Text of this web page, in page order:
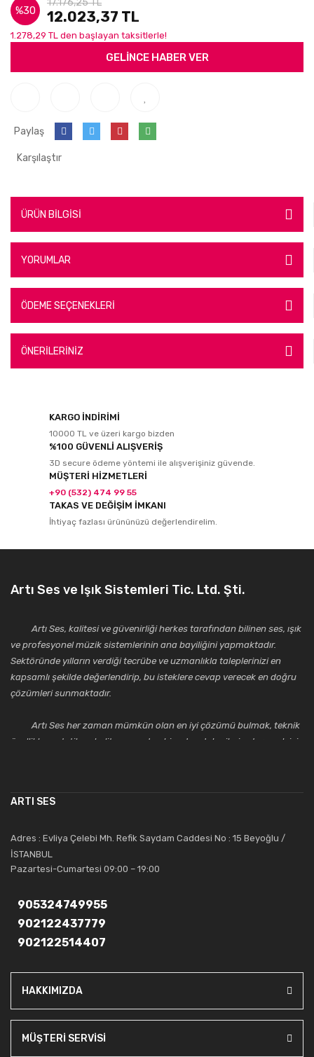
%30
17.176,25 TL
12.023,37 TL
1.278,29 TL den başlayan taksitlerle!
GELİNCE HABER VER
Paylaş
Karşılaştır
ÜRÜN BİLGİSİ
YORUMLAR
ÖDEME SEÇENEKLERİ
ÖNERİLERİNİZ
KARGO İNDİRİMİ
10000 TL ve üzeri kargo bizden
%100 GÜVENLİ ALIŞVERİŞ
3D secure ödeme yöntemi ile alışverişiniz güvende.
MÜŞTERİ HİZMETLERİ
+90 (532) 474 99 55
TAKAS VE DEĞİŞİM İMKANI
İhtiyaç fazlası ürününüzü değerlendirelim.
Artı Ses ve Işık Sistemleri Tic. Ltd. Şti.
Artı Ses, kalitesi ve güvenirliği herkes tarafından bilinen ses, ışık
ve profesyonel müzik sistemlerinin ana bayiliğini yapmaktadır.
Sektöründe yılların verdiği tecrübe ve uzmanlıkla taleplerinizi en
kapsamlı şekilde değerlendirip, bu isteklere cevap verecek en doğru
çözümleri sunmaktadır.
Artı Ses her zaman mümkün olan en iyi çözümü bulmak, teknik
özellikler, estetik ve kalite açısından bir adım daha ileriye taşımak için
saygıdeğer yerini kazanmıştır.
Artı Ses, güler yüzü ve deneyimi ile bu gün ve gelecekte
güvenebileceğiniz bir tercihtir.
ARTI SES
Adres : Evliya Çelebi Mh. Refik Saydam Caddesi No : 15 Beyoğlu /
İSTANBUL
Pazartesi-Cumartesi 09:00 – 19:00
905324749955
902122437779
902122514407
HAKKIMIZDA
MÜŞTERİ SERVİSİ